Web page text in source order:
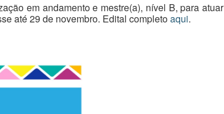
em andamento e mestre(a), nível B, para atuar
até 29 de novembro. Edital completoaqui.